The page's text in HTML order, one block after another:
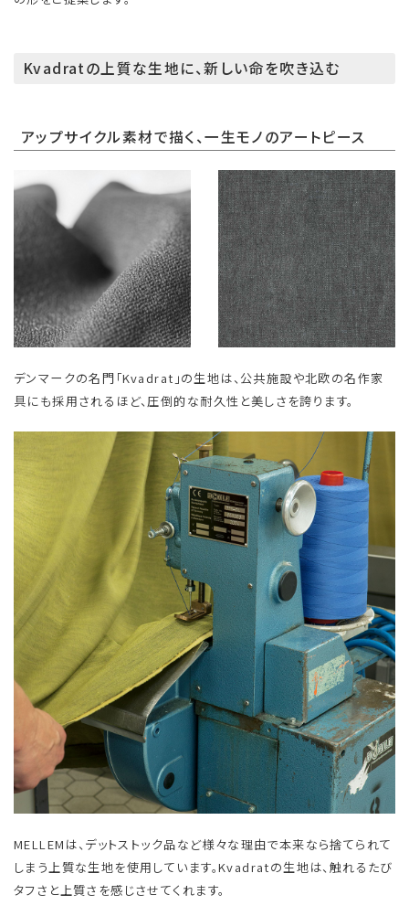
Kvadratの上質な生地に、新しい命を吹き込む
アップサイクル素材で描く、一生モノのアートピース
デンマークの名門「Kvadrat」の生地は、公共施設や北欧の名作家
具にも採用されるほど、圧倒的な耐久性と美しさを誇ります。
MELLEMは、デットストック品など様々な理由で本来なら捨てられて
しまう上質な生地を使用しています。Kvadratの生地は、触れるたび
タフさと上質さを感じさせてくれます。